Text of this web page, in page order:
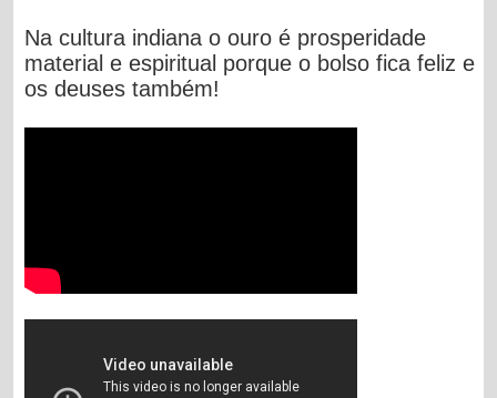
Na cultura indiana o ouro é prosperidade
material e espiritual porque o bolso fica feliz e
os deuses também!